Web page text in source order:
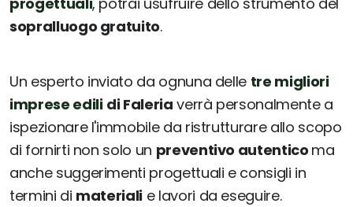
sopralluogo gratuito.
Un esperto inviato da ognuna delle tre migliori
imprese edili di Faleria verrà personalmente a
ispezionare l'immobile da ristrutturare allo scopo
di fornirti non solo un preventivo autentico ma
anche suggerimenti progettuali e consigli in
termini di materiali e lavori da eseguire.